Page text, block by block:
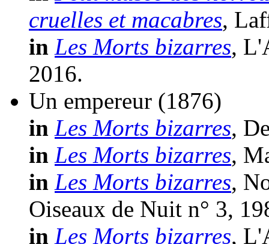
cruelles et macabres,
in Les Morts bizarres,
2016.
Un empereur (1876)
in Les Morts bizarres,
in Les Morts bizarres,
in Les Morts bizarres,
Oiseaux de Nuit n° 3,
in Les Morts bizarres,